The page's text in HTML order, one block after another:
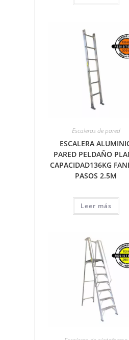
Escaleras de pared
ESCALERA
PARED PELDAÑO
CAPACIDAD136KG
PASOS 2.5M
Leer más